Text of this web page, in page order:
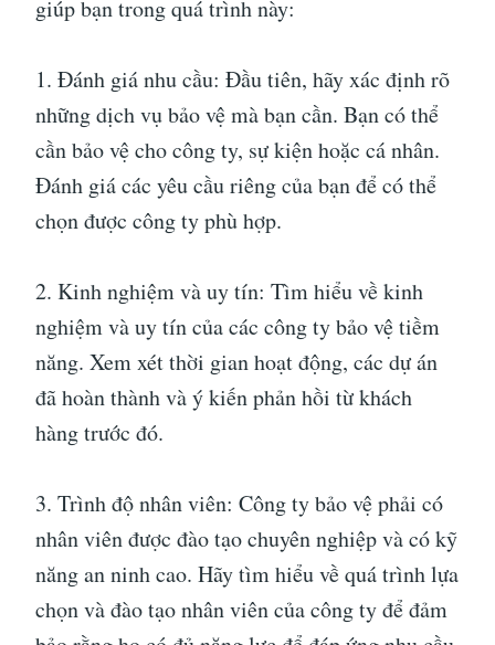
giúp bạn trong quá trình này:
1. Đánh giá nhu cầu: Đầu tiên, hãy xác định rõ
những dịch vụ bảo vệ mà bạn cần. Bạn có thể
cần bảo vệ cho công ty, sự kiện hoặc cá nhân.
Đánh giá các yêu cầu riêng của bạn để có thể
chọn được công ty phù hợp.
2. Kinh nghiệm và uy tín: Tìm hiểu về kinh
nghiệm và uy tín của các công ty bảo vệ tiềm
năng. Xem xét thời gian hoạt động, các dự án
đã hoàn thành và ý kiến ​​phản hồi từ khách
hàng trước đó.
3. Trình độ nhân viên: Công ty bảo vệ phải có
nhân viên được đào tạo chuyên nghiệp và có kỹ
năng an ninh cao. Hãy tìm hiểu về quá trình lựa
chọn và đào tạo nhân viên của công ty để đảm